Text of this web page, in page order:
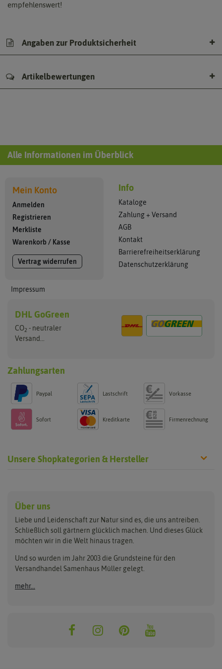
empfehlenswert!
Angaben zur Produktsicherheit
Artikelbewertungen
Alle Informationen im Überblick
Mein Konto
Anmelden
Registrieren
Merkliste
Warenkorb/ Kasse
Vertrag widerrufen
Impressum
Info
Kataloge
Zahlung + Versand
AGB
Kontakt
Barrierefreiheitserklärung
Datenschutzerklärung
DHL GoGreen
CO2 - neutraler
Versand...
Zahlungsarten
Paypal Lastschrift Vorkasse
Sofort Kreditkarte Firmenrechnung
Unsere Shopkategorien & Hersteller
Anzuchtschalen
Beleuchtung
Erdbeertürme
Folien, Vliese und Netze
Gartengeräte
Nützlinge & Nisthilfen
Keimsprossen
Saatgut für Werbezwecke
Samen-Sets
Gemüsesamen
Exotische Samen
Rasensamen
Benary
Buzzy Seeds
Clever Pots
Dürr-Samen
FLORTUS
Greenline
Grüne Oase
ReNatura Vogelwelt
Über uns
Liebe und Leidenschaft zur Natur sind es, die uns antreiben.
Schließlich soll gärtnern glücklich machen. Und dieses Glück
möchten wir in die Welt hinaus tragen.
Und so wurden im Jahr 2003 die Grundsteine für den
Versandhandel Samenhaus Müller gelegt.
mehr...